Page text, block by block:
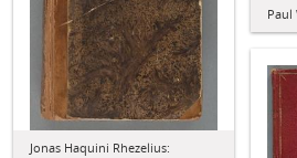
Jonas Haquini Rhezelius:
Paul